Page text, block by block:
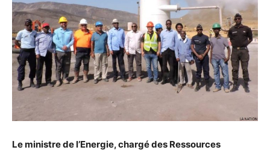
Le ministre de l’Energie, chargé des Ressources